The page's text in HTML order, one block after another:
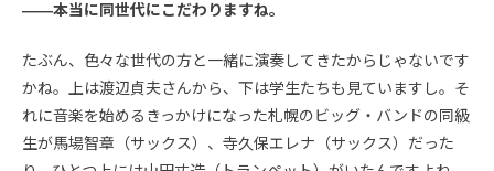
――本当に同世代にこだわりますね。
たぶん、色々な世代の方と一緒に演奏してきたからじゃないです
かね。上は渡辺貞夫さんから、下は学生たちも見ていますし。そ
れに音楽を始めるきっかけになった札幌のビッグ・バンドの同級
生が馬場智章（サックス）、寺久保エレナ（サックス）だった